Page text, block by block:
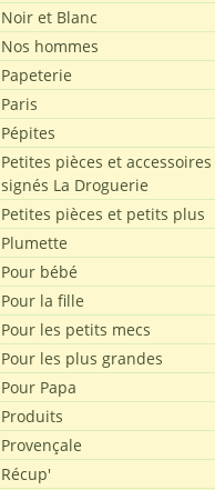
Noir et Blanc
Nos hommes
Papeterie
Paris
Pépites
Petites pièces et accessoires
signés La Droguerie
Petites pièces et petits plus
Plumette
Pour bébé
Pour la fille
Pour les petits mecs
Pour les plus grandes
Pour Papa
Produits
Provençale
Récup'